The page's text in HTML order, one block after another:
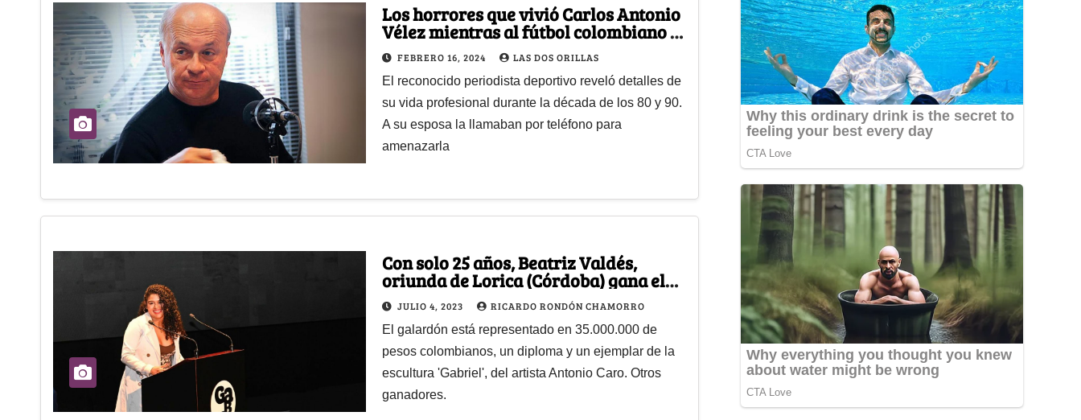
Los horrores que vivió Carlos Antonio
Vélez mientras al fútbol colombiano lo
controlaban los narcos
FEBRERO 16, 2024 LAS DOS ORILLAS
El reconocido periodista deportivo reveló detalles de
su vida profesional durante la década de los 80 y 90.
A su esposa la llamaban por teléfono para
amenazarla
Con solo 25 años, Beatriz Valdés,
oriunda de Lorica (Córdoba) gana el
codiciado Premio Gabo
JULIO 4, 2023 RICARDO RONDÓN CHAMORRO
El galardón está representado en 35.000.000 de
pesos colombianos, un diploma y un ejemplar de la
escultura 'Gabriel', del artista Antonio Caro. Otros
ganadores.